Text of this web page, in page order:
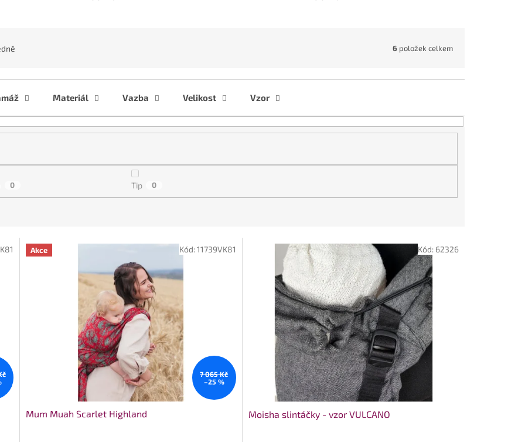
6 položek celkem
Materiál Vazba Velikost Vzor
0 Tip 0
Akce
7 065 Kč
–25 %
Mum Muah Scarlet Highland
Kód:11739VK81
Moisha slintáčky - vzor VULCANO
Kód: 62326